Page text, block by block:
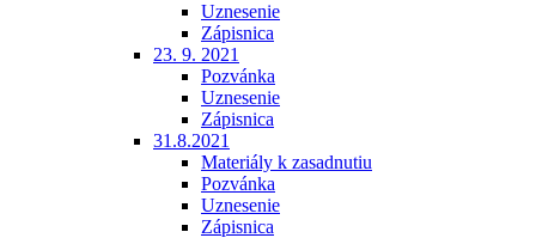
Uznesenie
Zápisnica
23. 9. 2021
Pozvánka
Uznesenie
Zápisnica
31.8.2021
Materiály k zasadnutiu
Pozvánka
Uznesenie
Zápisnica